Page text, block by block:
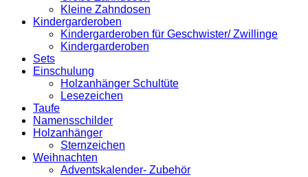
Kleine Zahndosen
Kindergarderoben
Kindergarderoben für Geschwister/ Zwillinge
Kindergarderoben
Sets
Einschulung
Holzanhänger Schultüte
Lesezeichen
Taufe
Namensschilder
Holzanhänger
Sternzeichen
Weihnachten
Adventskalender- Zubehör